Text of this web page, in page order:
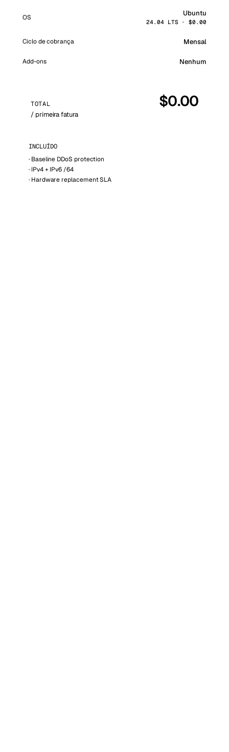
OS Ubuntu
24.04 LTS · $0.00
Ciclo de cobrança Mensal
Add-ons Nenhum
TOTAL
/ primeira fatura
$0.00
INCLUÍDO
· Baseline DDoS protection
· IPv4 + IPv6 /64
· Hardware replacement SLA